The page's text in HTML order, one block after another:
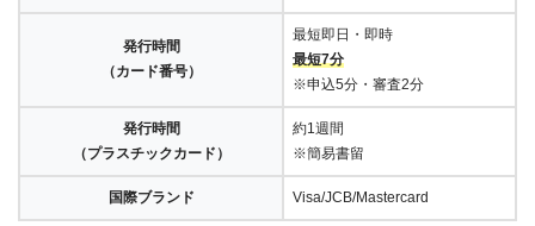
発行時間
（カード番号）
最短即日・即時
最短7分
※申込5分・審査2分
発行時間
（プラスチックカード）
約1週間
※簡易書留
国際ブランド Visa/JCB/Mastercard